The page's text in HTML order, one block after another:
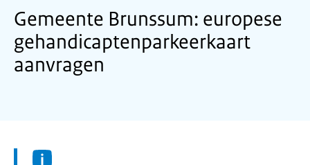
Gemeente Brunssum: europese
gehandicaptenparkeerkaart
aanvragen